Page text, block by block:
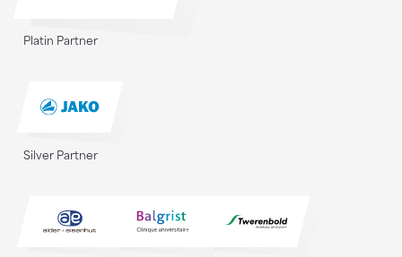
Platin Partner
Silver Partner